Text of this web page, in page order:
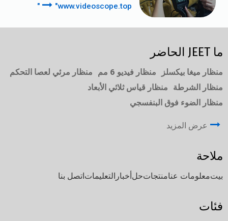
"www.videoscope.top"
ما JEET الحاضر
منظار ميغا بيكسلز منظار فيديو 6 مم
منظار مرئي لعصا التحكم
منظار الشرطة
منظار قياس ثلاثي الأبعاد
منظار الضوء فوق البنفسجي
عرض المزيد
ملاحة
بيتمعلومات عنامنتجاتحل أخبار التعليمات اتصل بنا
فئات